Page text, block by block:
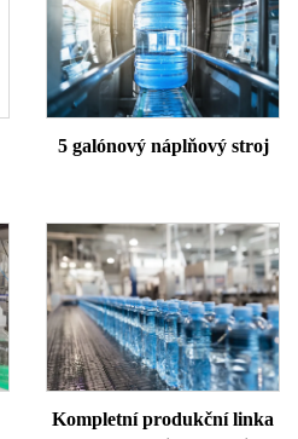
5 galónový náplňový stroj
Kompletní produkční linka